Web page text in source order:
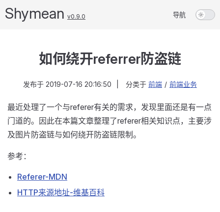
Shymean v0.9.0 导航
如何绕开referrer防盗链
发布于 2019-07-16 20:16:50 分类于 前端 / 前端业务
最近处理了一个与referer有关的需求，发现里面还是有一点
门道的。因此在本篇文章整理了referer相关知识点，主要涉
及图片防盗链与如何绕开防盗链限制。
参考：
Referer-MDN
HTTP来源地址-维基百科